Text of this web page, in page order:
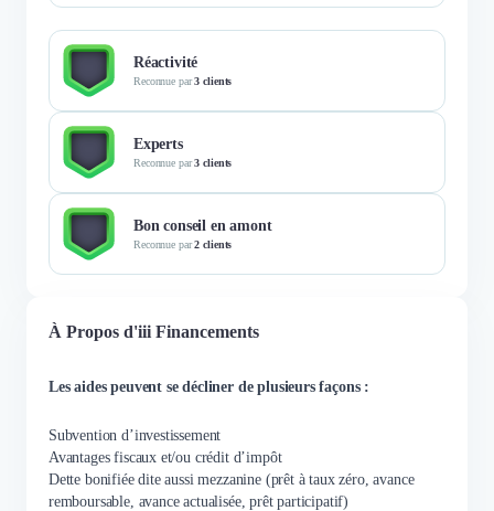
Réactivité
Reconnue par3 clients
Experts
Reconnue par3 clients
Bon conseil en amont
Reconnue par2 clients
À Propos d'iii Financements
Les aides peuvent se décliner de plusieurs façons :
Subvention d’investissement
Avantages fiscaux et/ou crédit d’impôt
Dette bonifiée dite aussi mezzanine (prêt à taux zéro, avance
remboursable, avance actualisée, prêt participatif)